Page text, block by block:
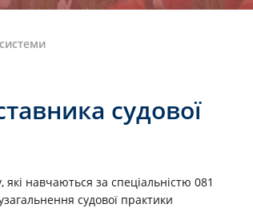
судової
навчаються за спеціальністю 081
судової практики